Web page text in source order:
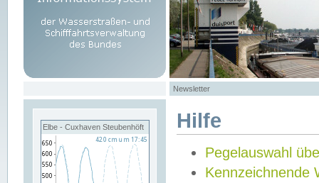
Newsletter
Elbe - Cuxhaven Steubenhöft Hilfe
Pegelauswahl
Kennzeichnende